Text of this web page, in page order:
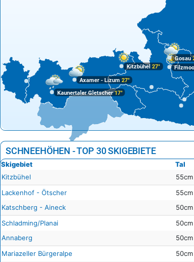
Gosau
Axamer - Lizum 27°
Kitzbühel 27°
Kaunertaler Gletscher17°
SCHNEEHÖHEN - TOP 30 SKIGEBIETE
Skigebiet Tal
Kitzbühel
55cm
Lackenhof - Ötscher
55cm
Katschberg - Aineck
50cm
Schladming/Planai
50cm
Annaberg
50cm
Mariazeller Bürgeralpe
50cm